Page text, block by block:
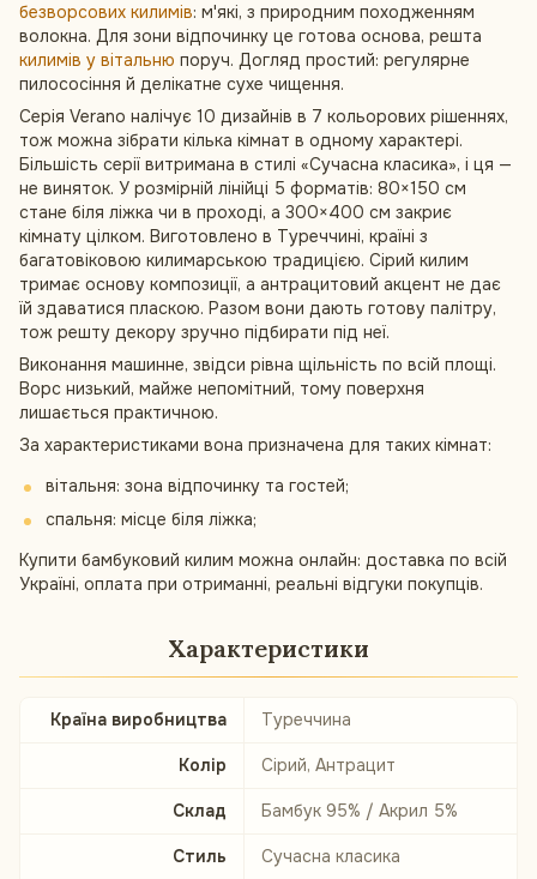
безворсових килимів: м'які, з природним походженням
волокна. Для зони відпочинку це готова основа, решта
килимів у вітальню поруч. Догляд простий: регулярне
пилососіння й делікатне сухе чищення.
Серія Verano налічує 10 дизайнів в 7 кольорових рішеннях,
тож можна зібрати кілька кімнат в одному характері.
Більшість серії витримана в стилі «Сучасна класика», і ця —
не виняток. У розмірній лінійці 5 форматів: 80×150 см
стане біля ліжка чи в проході, а 300×400 см закриє
кімнату цілком. Виготовлено в Туреччині, країні з
багатовіковою килимарською традицією. Сірий килим
тримає основу композиції, а антрацитовий акцент не дає
їй здаватися пласкою. Разом вони дають готову палітру,
тож решту декору зручно підбирати під неї.
Виконання машинне, звідси рівна щільність по всій площі.
Ворс низький, майже непомітний, тому поверхня
лишається практичною.
За характеристиками вона призначена для таких кімнат:
вітальня: зона відпочинку та гостей;
спальня: місце біля ліжка;
Купити бамбуковий килим можна онлайн: доставка по всій
Україні, оплата при отриманні, реальні відгуки покупців.
Характеристики
Країна виробництва Туреччина
Колір Сірий, Антрацит
Склад Бамбук 95% / Акрил 5%
Стиль Сучасна класика